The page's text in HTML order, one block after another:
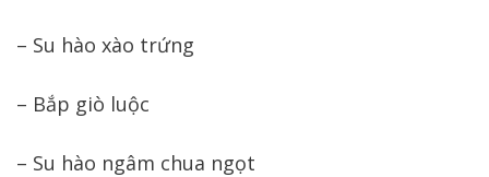
– Su hào xào trứng
– Bắp giò luộc
– Su hào ngâm chua ngọt